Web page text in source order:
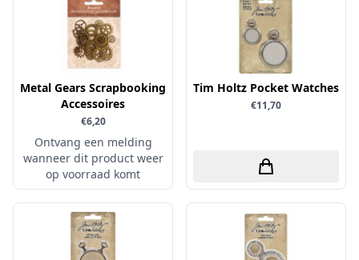
Nuvo
Overige
Paper Boutique
Paper Favourites
Paperfuel
Papers for You
Piatek13
Prills
Pronty
Metal Gears Scrapbooking
Accessoires
€6,20
Ontvang een melding
wanneer dit product weer
op voorraad komt
Tim Holtz Pocket Watches
€11,70